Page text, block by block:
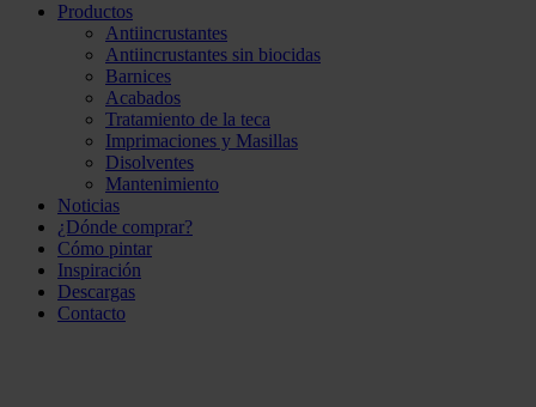
Productos
Antiincrustantes
Antiincrustantes sin biocidas
Barnices
Acabados
Tratamiento de la teca
Imprimaciones y Masillas
Disolventes
Mantenimiento
Noticias
¿Dónde comprar?
Cómo pintar
Inspiración
Descargas
Contacto